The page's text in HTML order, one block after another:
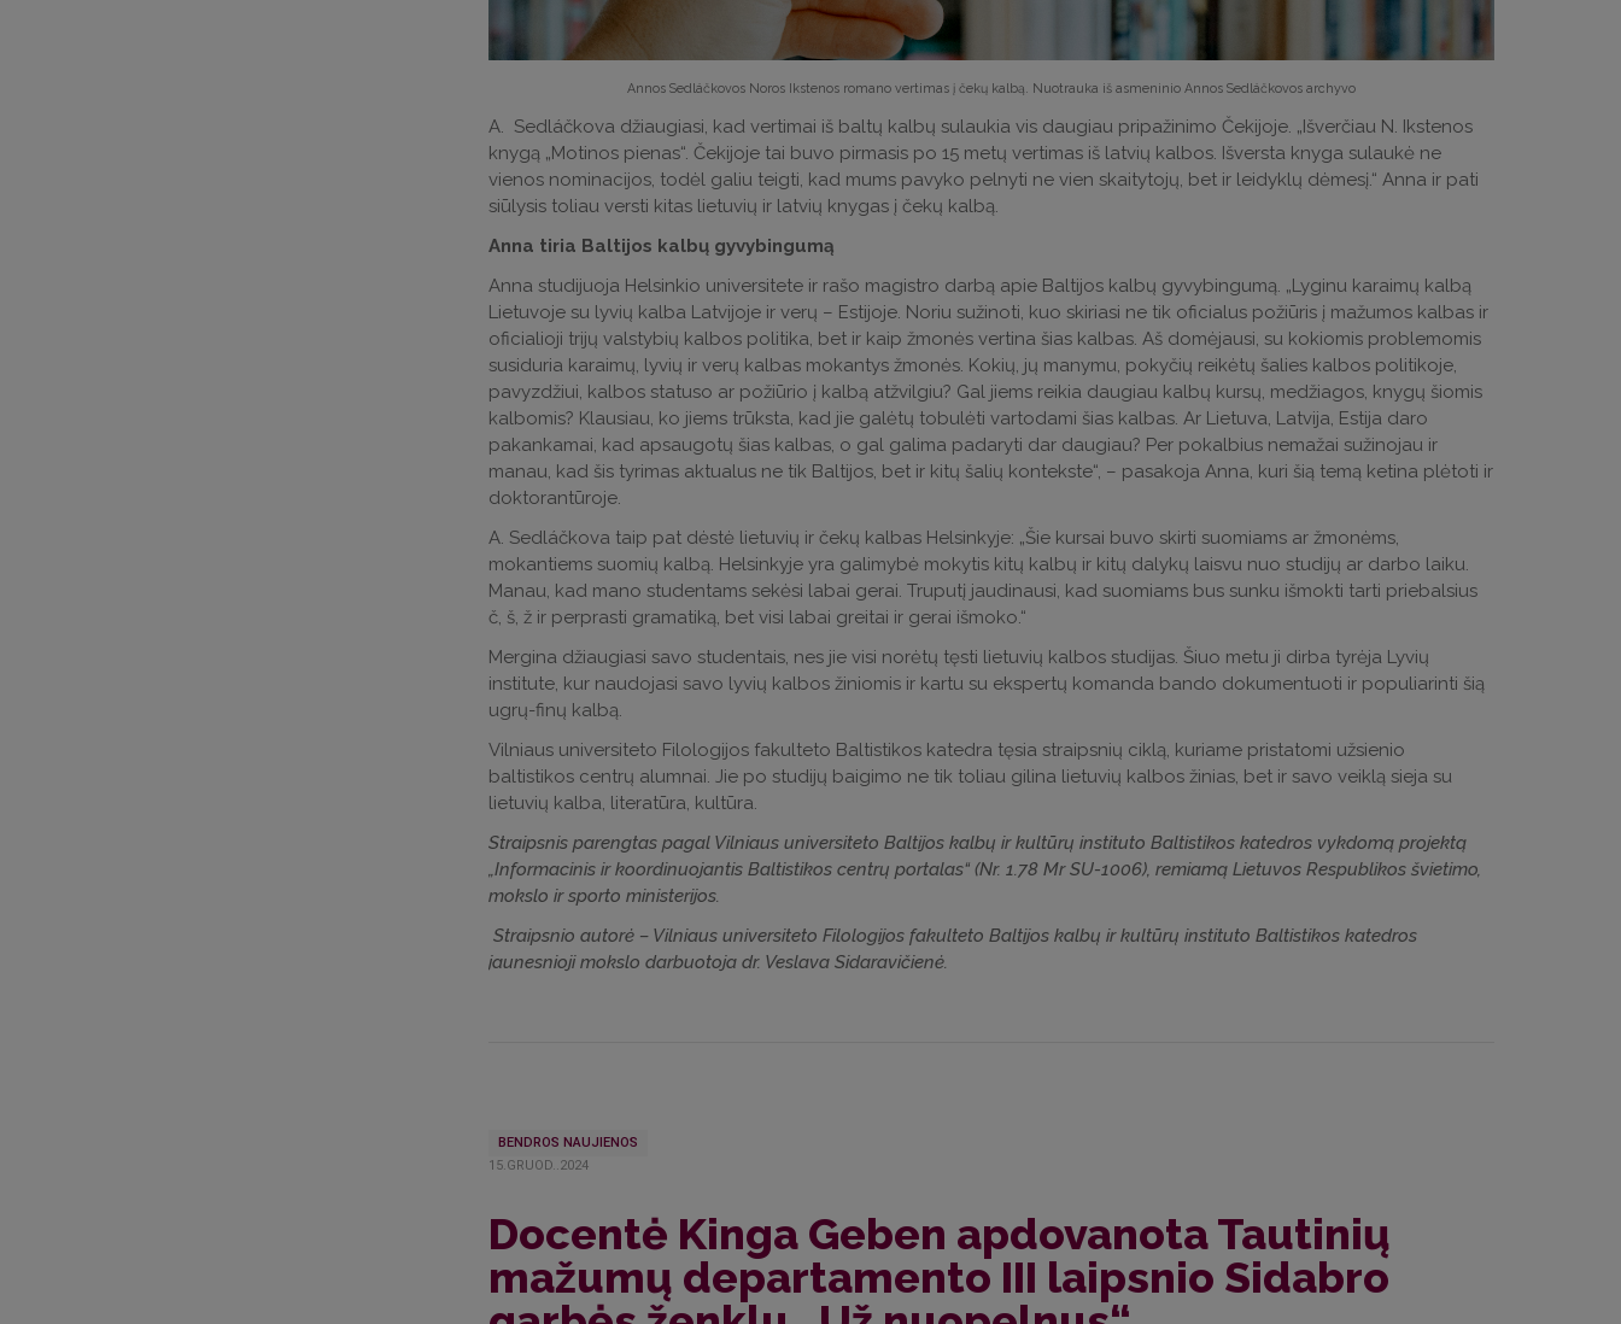
Annos Sedláčkovos Noros Ikstenos romano vertimas į čekų kalbą. Nuotrauka iš asmeninio Annos Sedláčkovos archyvo
A. Sedláčkova džiaugiasi, kad vertimai iš baltų kalbų sulaukia vis daugiau pripažinimo Čekijoje. „Išverčiau N. Ikstenos
knygą „Motinos pienas“. Čekijoje tai buvo pirmasis po 15 metų vertimas iš latvių kalbos. Išversta knyga sulaukė ne
vienos nominacijos, todėl galiu teigti, kad mums pavyko pelnyti ne vien skaitytojų, bet ir leidyklų dėmesį.“ Anna ir pati
siūlysis toliau versti kitas lietuvių ir latvių knygas į čekų kalbą.
Anna tiria Baltijos kalbų gyvybingumą
Anna studijuoja Helsinkio universitete ir rašo magistro darbą apie Baltijos kalbų gyvybingumą. „Lyginu karaimų kalbą
Lietuvoje su lyvių kalba Latvijoje ir verų – Estijoje. Noriu sužinoti, kuo skiriasi ne tik oficialus požiūris į mažumos kalbas ir
oficialioji trijų valstybių kalbos politika, bet ir kaip žmonės vertina šias kalbas. Aš domėjausi, su kokiomis problemomis
susiduria karaimų, lyvių ir verų kalbas mokantys žmonės. Kokių, jų manymu, pokyčių reikėtų šalies kalbos politikoje,
pavyzdžiui, kalbos statuso ar požiūrio į kalbą atžvilgiu? Gal jiems reikia daugiau kalbų kursų, medžiagos, knygų šiomis
kalbomis? Klausiau, ko jiems trūksta, kad jie galėtų tobulėti vartodami šias kalbas. Ar Lietuva, Latvija, Estija daro
pakankamai, kad apsaugotų šias kalbas, o gal galima padaryti dar daugiau? Per pokalbius nemažai sužinojau ir
manau, kad šis tyrimas aktualus ne tik Baltijos, bet ir kitų šalių kontekste“, – pasakoja Anna, kuri šią temą ketina plėtoti ir
doktorantūroje.
A. Sedláčkova taip pat dėstė lietuvių ir čekų kalbas Helsinkyje: „Šie kursai buvo skirti suomiams ar žmonėms,
mokantiems suomių kalbą. Helsinkyje yra galimybė mokytis kitų kalbų ir kitų dalykų laisvu nuo studijų ar darbo laiku.
Manau, kad mano studentams sekėsi labai gerai. Truputį jaudinausi, kad suomiams bus sunku išmokti tarti priebalsius
č, š, ž ir perprasti gramatiką, bet visi labai greitai ir gerai išmoko.“
Mergina džiaugiasi savo studentais, nes jie visi norėtų tęsti lietuvių kalbos studijas. Šiuo metu ji dirba tyrėja Lyvių
institute, kur naudojasi savo lyvių kalbos žiniomis ir kartu su ekspertų komanda bando dokumentuoti ir populiarinti šią
ugrų-finų kalbą.
Vilniaus universiteto Filologijos fakulteto Baltistikos katedra tęsia straipsnių ciklą, kuriame pristatomi užsienio
baltistikos centrų alumnai. Jie po studijų baigimo ne tik toliau gilina lietuvių kalbos žinias, bet ir savo veiklą sieja su
lietuvių kalba, literatūra, kultūra.
Straipsnis parengtas pagal Vilniaus universiteto Baltijos kalbų ir kultūrų instituto Baltistikos katedros vykdomą projektą
„Informacinis ir koordinuojantis Baltistikos centrų portalas“ (Nr. 1.78 Mr SU-1006), remiamą Lietuvos Respublikos švietimo,
mokslo ir sporto ministerijos.
Straipsnio autorė – Vilniaus universiteto Filologijos fakulteto Baltijos kalbų ir kultūrų instituto Baltistikos katedros
jaunesnioji mokslo darbuotoja dr. Veslava Sidaravičienė.
BENDROS NAUJIENOS
15.GRUOD..2024
Docentė Kinga Geben apdovanota Tautinių
mažumų departamento III laipsnio Sidabro